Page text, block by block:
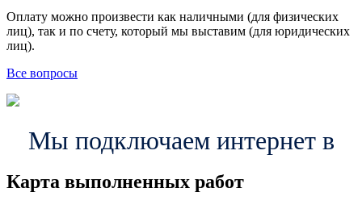
Оплату можно произвести как наличными (для физических
лиц), так и по счету, который мы выставим (для юридических
лиц).
Все вопросы
Мы подключаем интернет в
Карта выполненных работ